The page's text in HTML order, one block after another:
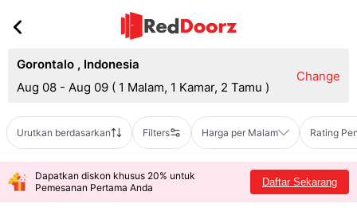
Gorontalo , Indonesia
Aug 08 - Aug 09 ( 1 Malam, 1 Kamar, 2 Tamu )
Change
Urutkan berdasarkan Filters Harga per Malam Rating
Dapatkan diskon khusus 20% untuk
Pemesanan Pertama Anda
Daftar Sekarang